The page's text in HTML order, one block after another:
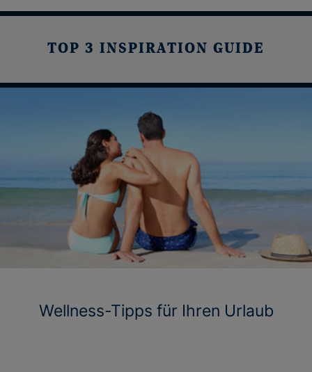
TOP 3 INSPIRATION GUIDE
Wellness-Tipps für Ihren Urlaub